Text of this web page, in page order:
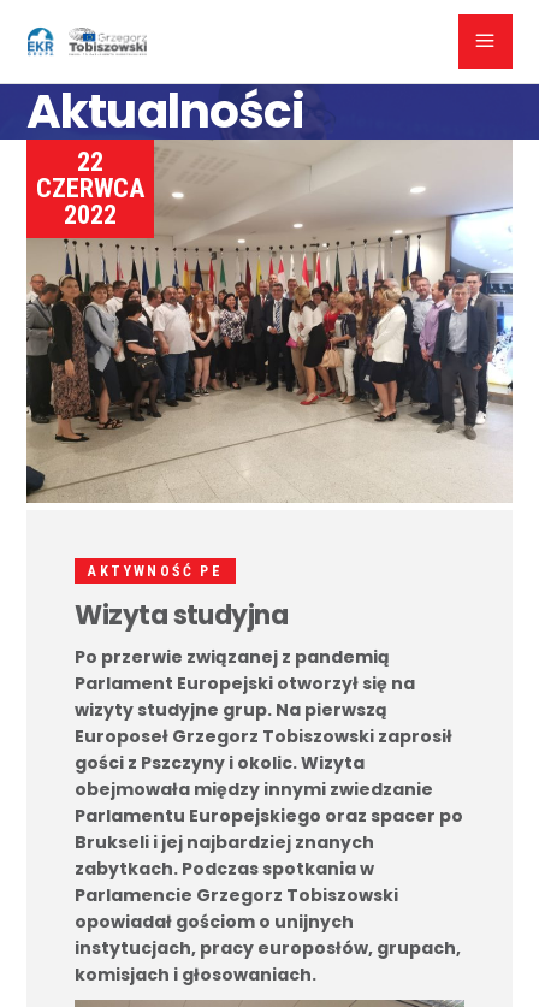
Aktualności
22
CZERWCA
2022
AKTYWNOŚĆ PE
Wizyta studyjna
Po przerwie związanej z pandemią
Parlament Europejski otworzył się na
wizyty studyjne grup. Na pierwszą
Europoseł Grzegorz Tobiszowski zaprosił
gości z Pszczyny i okolic.Wizyta
obejmowała między innymi zwiedzanie
Parlamentu Europejskiego oraz spacer po
Brukseli i jej najbardziej znanych
zabytkach. Podczas spotkania w
Parlamencie Grzegorz Tobiszowski
opowiadał gościom o unijnych
instytucjach, pracy europosłów, grupach,
komisjach i głosowaniach.